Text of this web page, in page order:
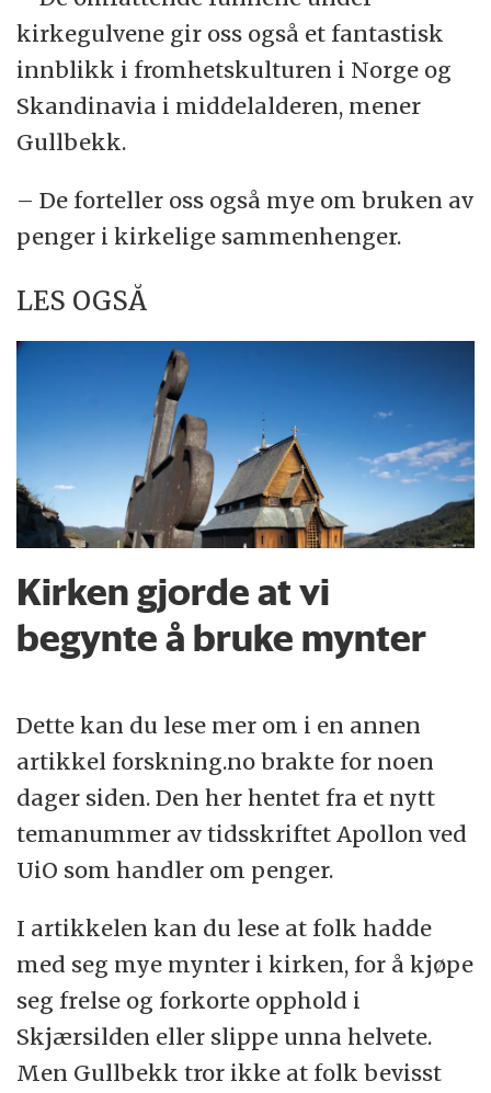
kirkegulvene gir oss også et fantastisk
innblikk i fromhetskulturen i Norge og
Skandinavia i middelalderen, mener
Gullbekk.
– De forteller oss også mye om bruken av
penger i kirkelige sammenhenger.
LES OGSÅ
Kirken gjorde at vi
begynte å bruke mynter
Dette kan du lese mer om i en annen
artikkel forskning.no brakte for noen
dager siden. Den her hentet fra et nytt
temanummer av tidsskriftet Apollon ved
UiO som handler om penger.
I artikkelen kan du lese at folk hadde
med seg mye mynter i kirken, for å kjøpe
seg frelse og forkorte opphold i
Skjærsilden eller slippe unna helvete.
Men Gullbekk tror ikke at folk bevisst